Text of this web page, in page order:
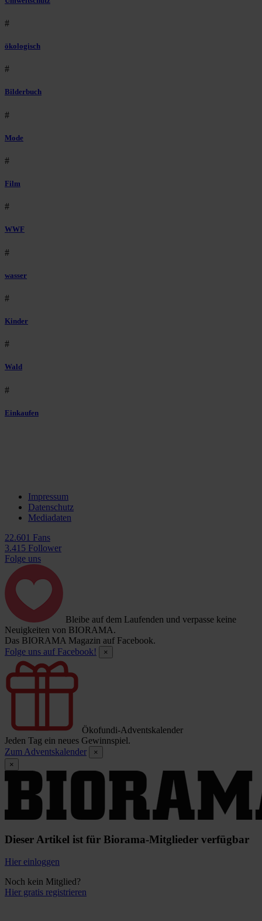
#
ökologisch
#
Bilderbuch
#
Mode
#
Film
#
WWF
#
wasser
#
Kinder
#
Wald
#
Einkaufen
Impressum
Datenschutz
Mediadaten
22.601 Fans
3.415 Follower
Folge uns
Bleibe auf dem Laufenden und verpasse keine
Neuigkeiten von BIORAMA.
Das BIORAMA Magazin auf Facebook.
Folge uns auf Facebook!
×
Ökofundi-Adventskalender
Jeden Tag ein neues Gewinnspiel.
Zum Adventskalender
×
×
Dieser Artikel ist für Biorama-Mitglieder verfügbar
Hier einloggen
Noch kein Mitglied?
Hier gratis registrieren